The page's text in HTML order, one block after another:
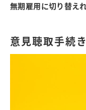
無期雇用に切り替え
意見聴取手続